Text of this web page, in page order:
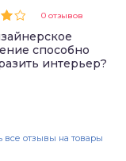
0 отзывов
способно
интерьер?
все отзывы на товары